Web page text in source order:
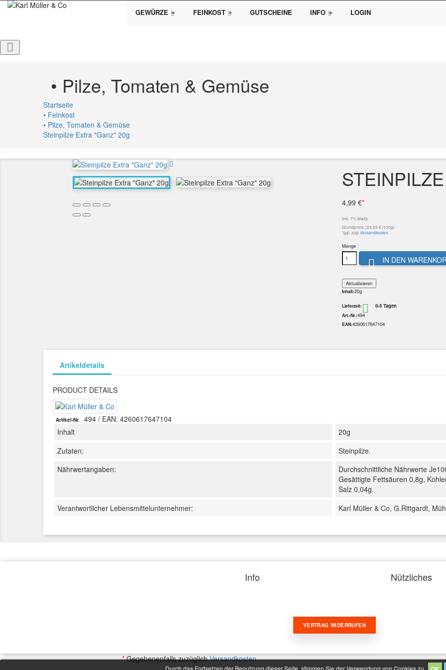
GEWÜRZE FEINKOST GUTSCHEINE INFO LOGIN
Durch das Fortsetzen der Benutzung dieser Seite, stimmen Sie der Verwendung von Cookies zu.

• Pilze, Tomaten & Gemüse
Startseite
• Feinkost
• Pilze, Tomaten & Gemüse
Steinpilze Extra "Ganz" 20g
4,99 €*
inkl. 7% MwSt.
Grundpreis: (24,95 € /100g)
*ggf. zzgl.Versandkosten.
Menge
 IN DEN
Inhalt:20g
Lieferzeit:  0-5 Tagen
Art.-Nr.:494
EAN:4260617647104
Artikeldetails
PRODUCT DETAILS
Artikel-Nr. 494 / EAN: 4260617647104
Inhalt
20g
Zutaten:
Steinpilze.
Nährwertangaben:
Durchschnittliche Nährwerte
Gesättigte Fettsäuren 0,8g,
Salz 0,04g.
Verantwortlicher Lebensmittelunternehmer:
Karl Müller & Co, G.Rittgardt,
Info Nützliches
VERTRAG WIDERRUFEN
*Gegebenenfalls zuzüglichVersandkosten